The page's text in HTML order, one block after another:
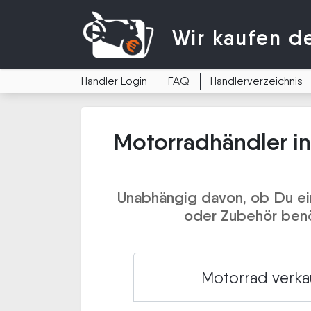
Wir kaufen
Händler Login FAQ Händlerverzeichnis
Motorradhändler
Unabhängig davon, ob Du
oder Zubehör
Motorrad